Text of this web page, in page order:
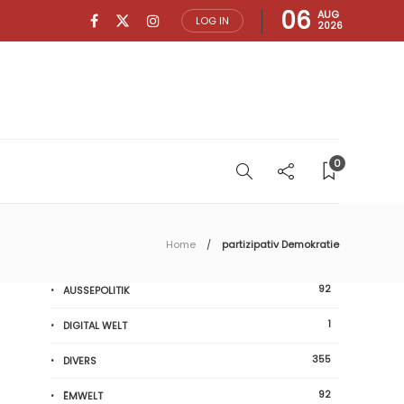
LOG IN 06 AUG
2026
0
Home partizipativ Demokratie
AUSSEPOLITIK 92
DIGITAL WELT 1
DIVERS 355
ËMWELT 92